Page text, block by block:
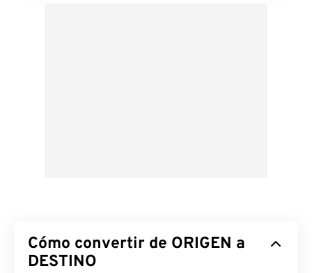
Cómo convertir de ORIGEN a
DESTINO